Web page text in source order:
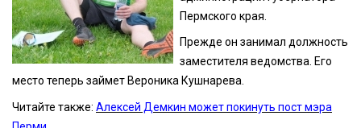
Пермского края.
Прежде он занимал должность
заместителя ведомства. Его
место теперь займет Вероника Кушнарева.
Читайте также: Алексей Демкин может покинуть пост мэра